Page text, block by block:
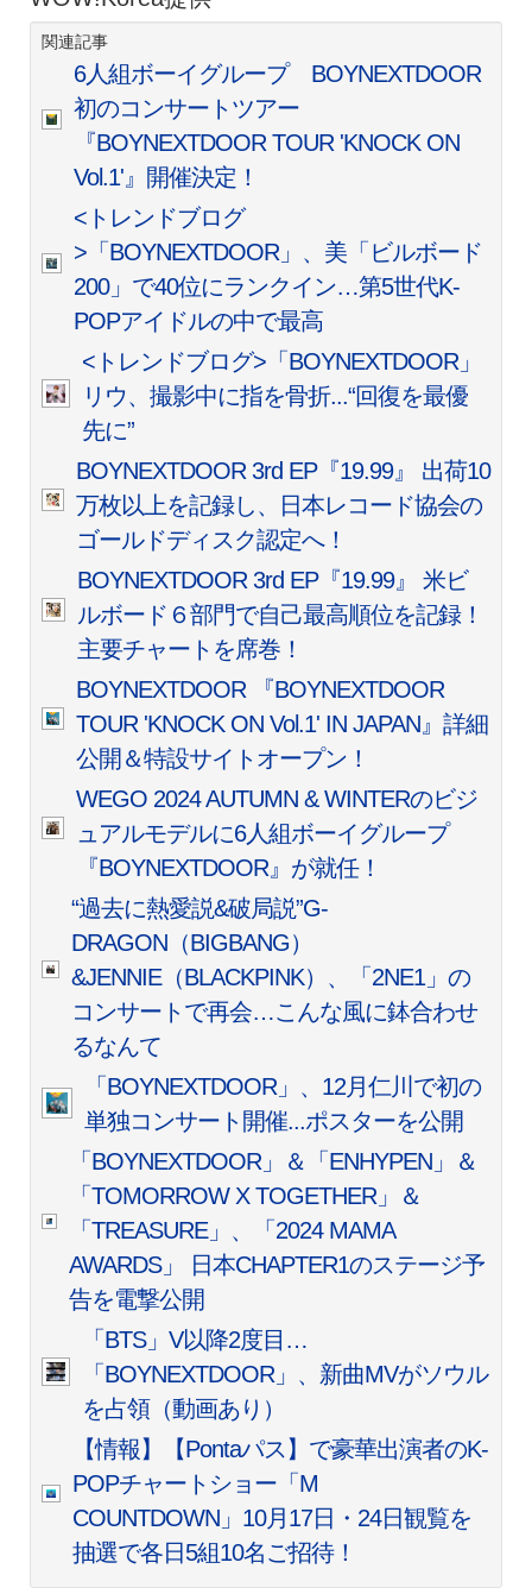
関連記事
6人組ボーイグループ BOYNEXTDOOR
初のコンサートツアー
『BOYNEXTDOOR TOUR 'KNOCK ON
Vol.1'』開催決定！
<トレンドブログ
>「BOYNEXTDOOR」、美「ビルボード
200」で40位にランクイン…第5世代K-
POPアイドルの中で最高
<トレンドブログ>「BOYNEXTDOOR」
リウ、撮影中に指を骨折...“回復を最優
先に”
BOYNEXTDOOR 3rd EP『19.99』 出荷10
万枚以上を記録し、日本レコード協会の
ゴールドディスク認定へ！
BOYNEXTDOOR 3rd EP『19.99』 米ビ
ルボード６部門で自己最高順位を記録！
主要チャートを席巻！
BOYNEXTDOOR 『BOYNEXTDOOR
TOUR 'KNOCK ON Vol.1' IN JAPAN』詳細
公開＆特設サイトオープン！
WEGO 2024 AUTUMN & WINTERのビジ
ュアルモデルに6人組ボーイグループ
『BOYNEXTDOOR』が就任！
“過去に熱愛説&破局説”G-
DRAGON（BIGBANG）
&JENNIE（BLACKPINK）、「2NE1」の
コンサートで再会…こんな風に鉢合わせ
るなんて
「BOYNEXTDOOR」、12月仁川で初の
単独コンサート開催...ポスターを公開
「BOYNEXTDOOR」＆「ENHYPEN」＆
「TOMORROW X TOGETHER」＆
「TREASURE」、「2024 MAMA
AWARDS」 日本CHAPTER1のステージ予
告を電撃公開
「BTS」V以降2度目…
「BOYNEXTDOOR」、新曲MVがソウル
を占領（動画あり）
【情報】【Pontaパス】で豪華出演者のK-
POPチャートショー「M
COUNTDOWN」10月17日・24日観覧を
抽選で各日5組10名ご招待！